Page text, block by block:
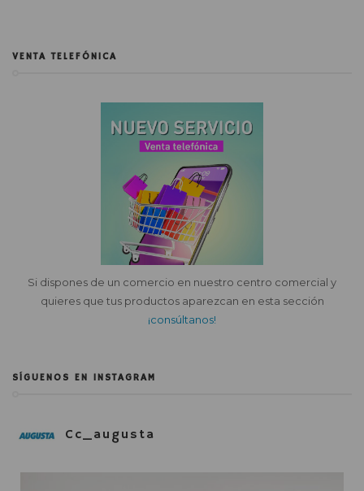
VENTA TELEFÓNICA
Si dispones de un comercio en nuestro centro comercial y
quieres que tus productos aparezcan en esta sección
¡consúltanos!
SÍGUENOS EN INSTAGRAM
Cc_augusta